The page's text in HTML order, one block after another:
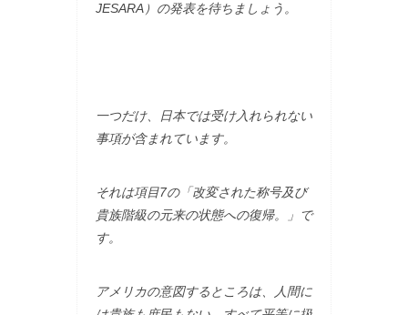
JESARA）の発表を待ちましょう。
一つだけ、日本では受け入れられない
事項が含まれています。
それは項目7の「改変された称号及び
貴族階級の元来の状態への復帰。」で
す。
アメリカの意図するところは、人間に